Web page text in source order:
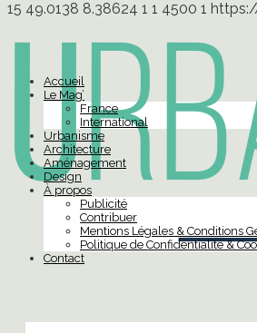
15 49.0138 8.38624 1 1 4500 1
Accueil
Le Mag’
France
International
Urbanisme
Architecture
Aménagement
Design
À propos
Publicité
Contribuer
Mentions Légales & Conditions
Politique de Confidentialité &
Contact